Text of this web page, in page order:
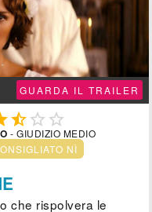
GUARDA IL TRAILER
  
- GIUDIZIO MEDIO
NÌ
che rispolvera le